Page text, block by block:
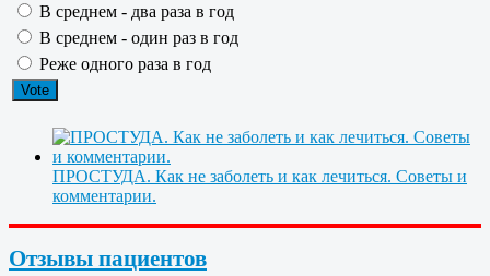
В среднем - два раза в год
В среднем - один раз в год
Реже одного раза в год
ПРОСТУДА. Как не заболеть и как лечиться. Советы и
комментарии.
Отзывы пациентов